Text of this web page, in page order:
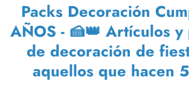
Packs Decoración
AÑOS - 🍰👑 Artículos
de decoración de
aquellos que hacen